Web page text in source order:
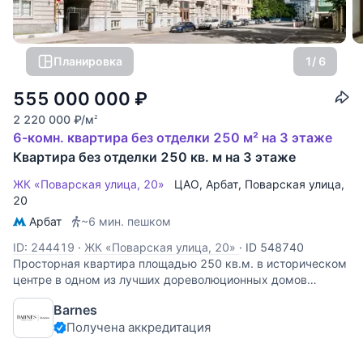
Планировка 1/ 6
555 000 000 ₽
2 220 000 ₽/м2
6-комн. квартира без отделки 250 м² на 3 этаже
Квартира без отделки 250 кв. м на 3 этаже
ЖК «Поварская улица, 20» ЦАО, Арбат, Поварская улица,
20
Арбат
~6 мин. пешком
ID: 244419 · ЖК «Поварская улица, 20» · ID 548740
Просторная квартира площадью 250 кв.м. в историческом
центре в одном из лучших дореволюционных домов
Москвы с великолепным фасадом в стиле неоклассицизма
и с парадным отреставрированным подъездом. Дом
является достопримечательностью Москвы
Barnes
Получена аккредитация